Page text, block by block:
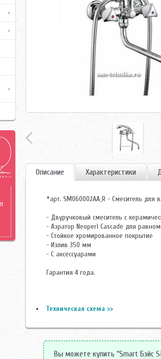
Описание Характеристики
*арт. SM060002AA_R - Смеситель для
- Двуручковый смеситель с
- Аэратор Neoperl Cascade для
- Стойкое хромированное покрытие
- Излив 350 мм
- С аксессуарами
Гарантия 4 года.
Техническая схема >>
Вы можете купить "Smart Бэйс